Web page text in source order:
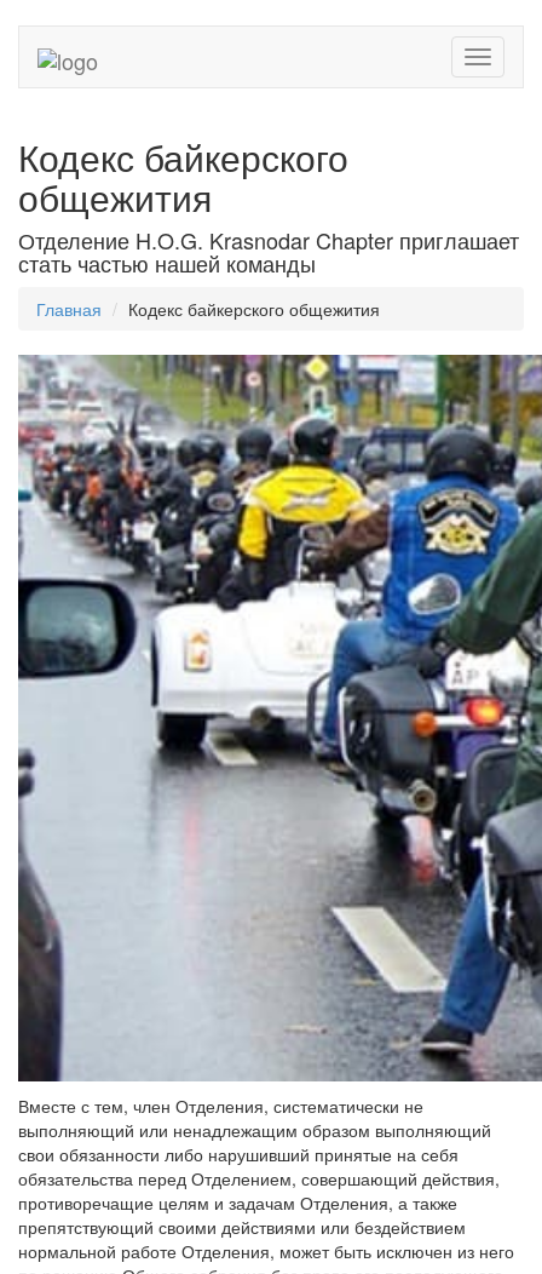
Toggle
Кодекс байкерского
общежития
Отделение H.O.G. Krasnodar Chapter приглашает
стать частью нашей команды
Главная Кодекс байкерского общежития
Вместе с тем, член Отделения, систематически не
выполняющий или ненадлежащим образом выполняющий
свои обязанности либо нарушивший принятые на себя
обязательства перед Отделением, совершающий действия,
противоречащие целям и задачам Отделения, а также
препятствующий своими действиями или бездействием
нормальной работе Отделения, может быть исключен из него